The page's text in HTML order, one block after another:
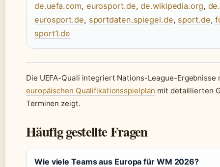
de.uefa.com, eurosport.de,de.wikipedia.org,
eurosport.de, sportdaten.spiegel.de, sport.de,
sport1.de
Die UEFA-Quali integriert Nations-League-Ergebnisse
europäischen Qualifikationsspielplan mit detaillierten
Terminen zeigt.
Häufig gestellte Fragen
Wie viele Teams aus Europa für WM 2026?